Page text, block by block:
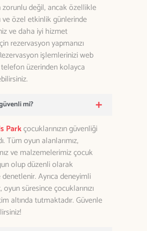
zorunlu değil, ancak özellikle
ve özel etkinlik günlerinde
ve daha iyi hizmet
rezervasyon yapmanızı
işlemlerinizi web
üzerinden kolayca
mi?
Parkçocuklarınızın güvenliği
Tüm oyun alanlarımız,
ve malzemelerimiz çocuk
olup düzenli olarak
Ayrıca deneyimli
süresince çocuklarınızı
altında tutmaktadır. Güvenle